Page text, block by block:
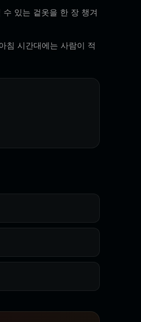
있는 겉옷을 한 장 챙겨
침 시간대에는 사람이 적